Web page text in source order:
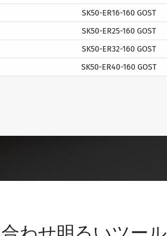
SK50-ER16-160 GOST
SK50-ER25-160 GOST
SK50-ER32-160 GOST
SK50-ER40-160 GOST